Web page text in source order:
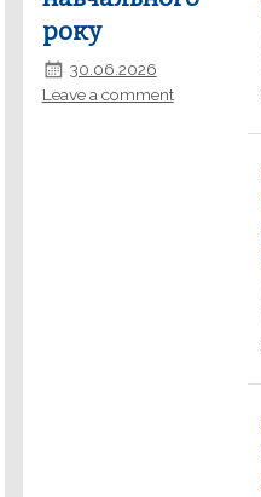
року
30.06.2026
Leave a comment